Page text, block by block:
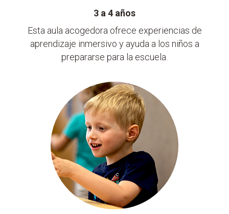
3 a 4 años
Esta aula acogedora ofrece experiencias de
aprendizaje inmersivo y ayuda a los niños a
prepararse para la escuela.